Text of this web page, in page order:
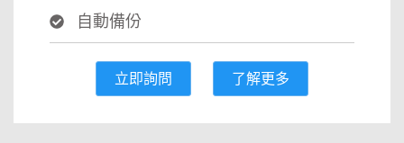
自動備份
立即詢問 了解更多